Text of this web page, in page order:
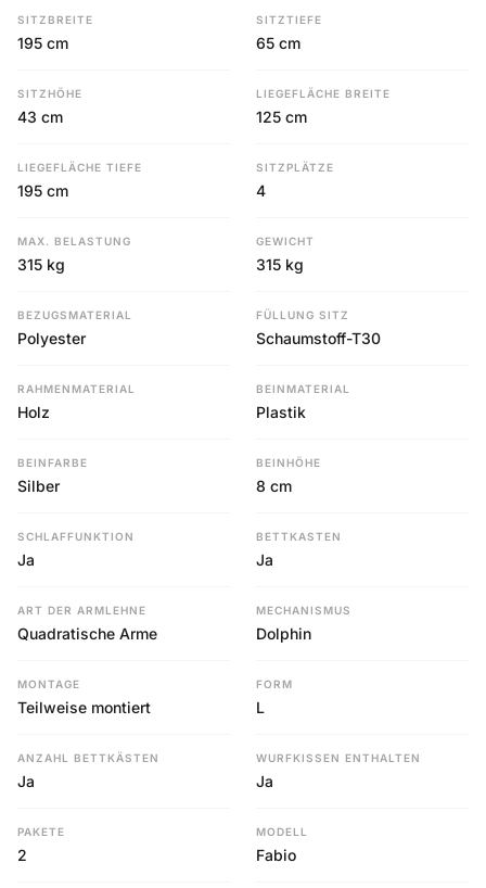
SITZBREITE
195 cm
SITZTIEFE
65 cm
SITZHÖHE
43 cm
LIEGEFLÄCHE BREITE
125 cm
LIEGEFLÄCHE TIEFE
195 cm
SITZPLÄTZE
4
MAX. BELASTUNG
315 kg
GEWICHT
315 kg
BEZUGSMATERIAL
Polyester
FÜLLUNG SITZ
Schaumstoff-T30
RAHMENMATERIAL
Holz
BEINMATERIAL
Plastik
BEINFARBE
Silber
BEINHÖHE
8 cm
SCHLAFFUNKTION
Ja
BETTKASTEN
Ja
ART DER ARMLEHNE
Quadratische Arme
MECHANISMUS
Dolphin
MONTAGE
Teilweise montiert
FORM
L
ANZAHL BETTKÄSTEN
Ja
WURFKISSEN ENTHALTEN
Ja
PAKETE
2
MODELL
Fabio